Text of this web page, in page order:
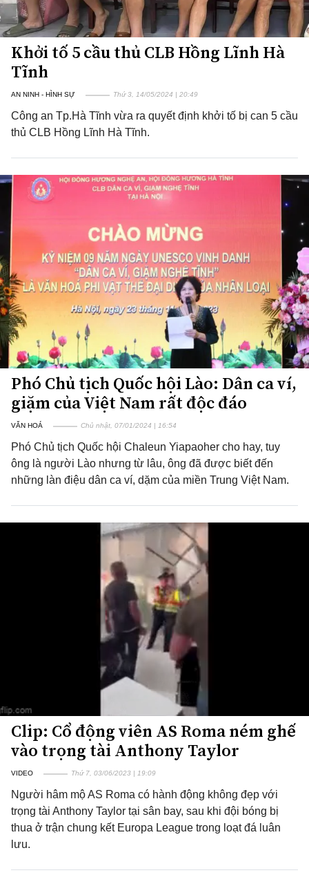
Khởi tố 5 cầu thủ CLB Hồng Lĩnh Hà
Tĩnh
AN NINH - HÌNH SỰ Thứ 3, 14/05/2024 | 20:49
Công an Tp.Hà Tĩnh vừa ra quyết định khởi tố bị can 5 cầu
thủ CLB Hồng Lĩnh Hà Tĩnh.
Phó Chủ tịch Quốc hội Lào: Dân ca ví,
giặm của Việt Nam rất độc đáo
VĂN HOÁ Chủ nhật, 07/01/2024 | 16:54
Phó Chủ tịch Quốc hội Chaleun Yiapaoher cho hay, tuy
ông là người Lào nhưng từ lâu, ông đã được biết đến
những làn điệu dân ca ví, dặm của miền Trung Việt Nam.
Clip: Cổ động viên AS Roma ném ghế
vào trọng tài Anthony Taylor
VIDEO Thứ 7, 03/06/2023 | 19:09
Người hâm mộ AS Roma có hành động không đẹp với
trọng tài Anthony Taylor tại sân bay, sau khi đội bóng bị
thua ở trận chung kết Europa League trong loạt đá luân
lưu.